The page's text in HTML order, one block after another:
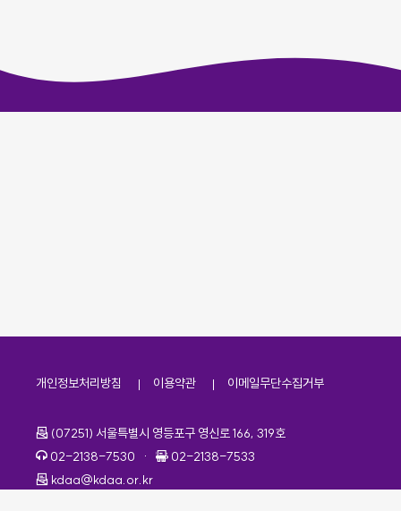
개인정보처리방침 이용약관 이메일무단수집거부
주소
(07251) 서울특별시 영등포구 영신로 166, 319호
전화번호
02-2138-7530 · 팩스번호
02-2138-7533
이메일
kdaa@kdaa.or.kr